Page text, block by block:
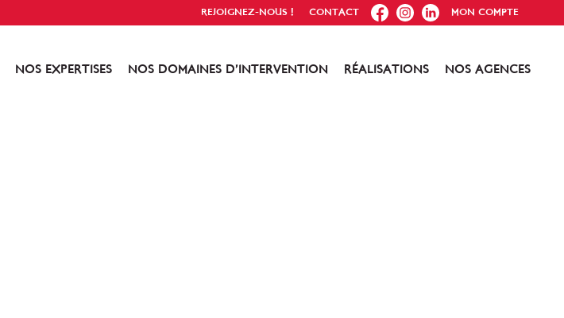
REJOIGNEZ-NOUS ! CONTACT FB IG IN MON COMPTE
NOS EXPERTISES NOS DOMAINES D’INTERVENTION RÉALISATIONS NOS AGENCES